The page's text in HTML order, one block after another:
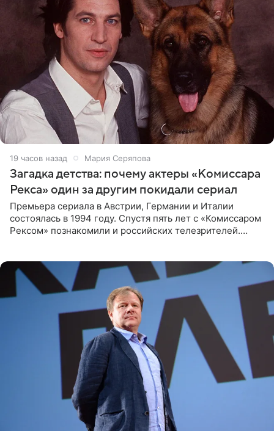
19 часов назад Мария Серяпова
Загадка детства: почему актеры «Комиссара
Рекса» один за другим покидали сериал
Премьера сериала в Австрии, Германии и Италии
состоялась в 1994 году. Спустя пять лет с «Комиссаром
Рексом» познакомили и российских телезрителей.